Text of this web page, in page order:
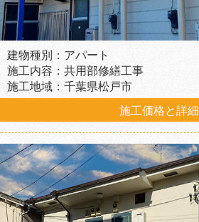
建物種別：アパート
施工内容：共用部修繕工事
施工地域：千葉県松戸市
施工価格と詳細